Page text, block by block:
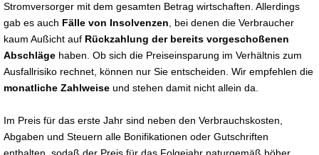
Stromversorger mit dem gesamten Betrag wirtschaften. Allerdings
gab es auch Fälle von Insolvenzen , bei denen die Verbraucher
kaum Außicht auf Rückzahlung der bereits vorgeschoßenen
Abschläge haben. Ob sich die Preiseinsparung im Verhältnis zum
Ausfallrisiko rechnet, können nur Sie entscheiden. Wir empfehlen die
monatliche Zahlweise und stehen damit nicht allein da.
Im Preis für das erste Jahr sind neben den Verbrauchskosten,
Abgaben und Steuern alle Bonifikationen oder Gutschriften